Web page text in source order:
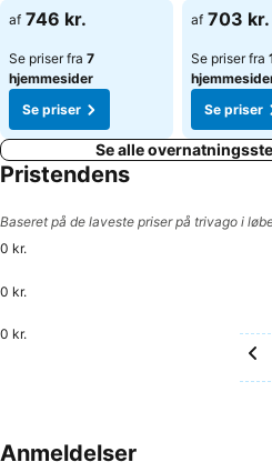
af 746 kr.
Se priser fra 7
hjemmesider
Se priser
af 703 kr.
Se priser fra
Se priser
Se alle
Pristendens
Baseret på de laveste priser på trivago i
0 kr.
0 kr.
0 kr.
Anmeldelser